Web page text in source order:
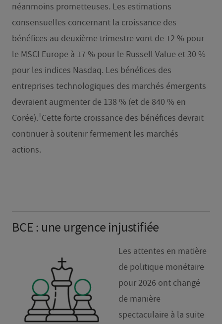
néanmoins prometteuses. Les estimations
consensuelles concernant la croissance des
bénéfices au deuxième trimestre vont de 12 % pour
le MSCI Europe à 17 % pour le Russell Value et 30 %
pour les indices Nasdaq. Les bénéfices des
entreprises technologiques des marchés émergents
devraient augmenter de 138 % (et de 840 % en
Corée).1Cette forte croissance des bénéfices devrait
continuer à soutenir fermement les marchés
actions.
BCE : une urgence injustifiée
Les attentes en matière
de politique monétaire
pour 2026 ont changé
de manière
spectaculaire à la suite